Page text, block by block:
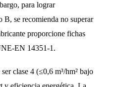
para lograr
B, se recomienda no superar
proporcione fichas
EN 14351-1.
clase 4 (≤0,6 m³/hm² bajo